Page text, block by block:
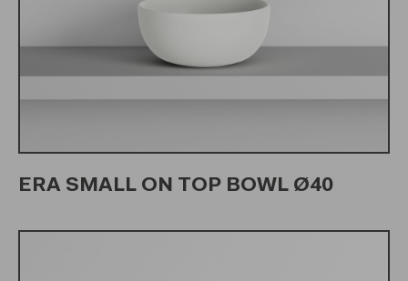
ERA SMALL ON TOP BOWL Ø40